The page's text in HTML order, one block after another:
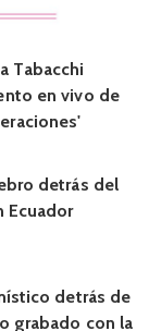
Tabacchi
en vivo de
detrás del
Ecuador
detrás de
grabado con la